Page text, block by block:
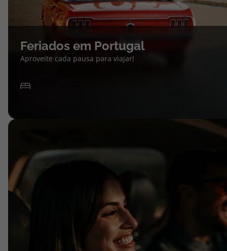
Feriados em Portugal
Aproveite cada pausa para viajar!